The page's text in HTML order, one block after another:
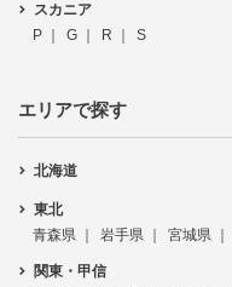
スカニア
P
G R S
エリアで探す
北海道
東北
青森県
岩手県 宮城県
関東・甲信